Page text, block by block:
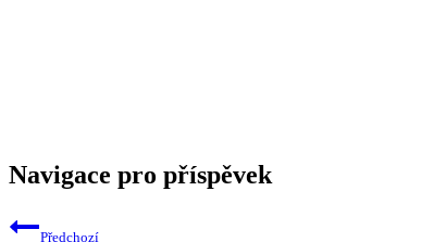
Navigace pro příspěvek
Předchozí